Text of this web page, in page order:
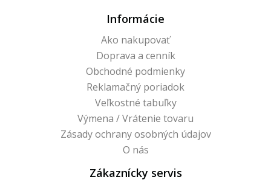
Informácie
Ako nakupovať
Doprava a cenník
Obchodné podmienky
Reklamačný poriadok
Veľkostné tabuľky
Výmena / Vrátenie tovaru
Zásady ochrany osobných údajov
O nás
Zákaznícky servis